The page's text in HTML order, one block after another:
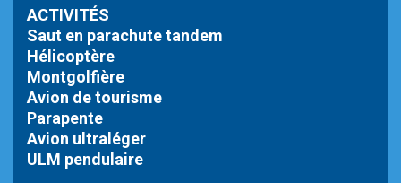
ACTIVITÉS
Saut en parachute tandem
Hélicoptère
Montgolfière
Avion de tourisme
Parapente
Avion ultraléger
ULM pendulaire